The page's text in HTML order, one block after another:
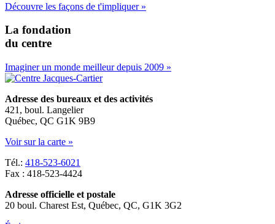
Découvre les façons de t'impliquer »
La fondation
du centre
Imaginer un monde meilleur depuis 2009 »
Adresse des bureaux et des activités
421, boul. Langelier
Québec, QC G1K 9B9
Voir sur la carte »
Tél.: 418-523-6021
Fax : 418-523-4424
Adresse officielle et postale
20 boul. Charest Est, Québec, QC, G1K 3G2